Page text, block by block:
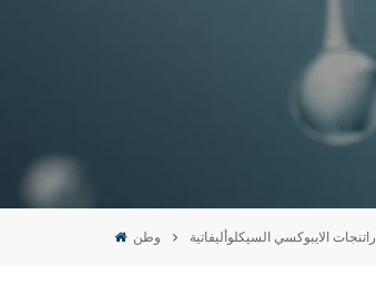
وطن راتنجات الايبوكسي السيكلوأليفاتية